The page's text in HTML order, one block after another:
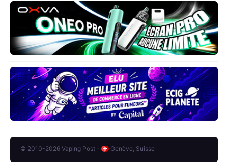
© 2010-2026 Vaping Post - Genève, Suisse